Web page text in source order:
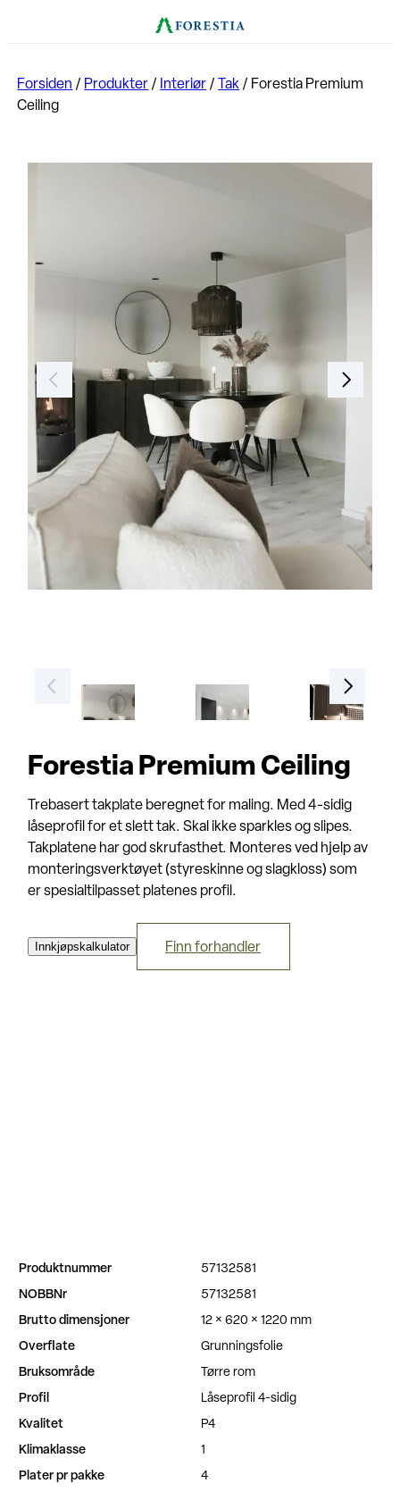
Forsiden / Produkter / Interiør / Tak / Forestia Premium
Ceiling
Forestia Premium Ceiling
Trebasert takplate beregnet for maling. Med 4-sidig
låseprofil for et slett tak. Skal ikke sparkles og slipes.
Takplatene har god skrufasthet. Monteres ved hjelp av
monteringsverktøyet (styreskinne og slagkloss) som
er spesialtilpasset platenes profil.
Innkjøpskalkulator Finn forhandler
Produktnummer
57132581
NOBBNr
57132581
Brutto dimensjoner
12 × 620 × 1220 mm
Overflate
Grunningsfolie
Bruksområde
Tørre rom
Profil
Låseprofil 4-sidig
Kvalitet
P4
Klimaklasse
1
Plater pr pakke
4